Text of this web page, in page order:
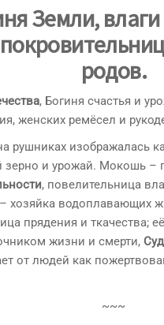
Земли, влаги
родов.
, Богиня счастья и
женских ремёсел и
рушниках изображалась
и урожай. Мокошь –
, повелительница
хозяйка водоплавающих
прядения и ткачества;
жизни и смерти,
от людей как
~~~